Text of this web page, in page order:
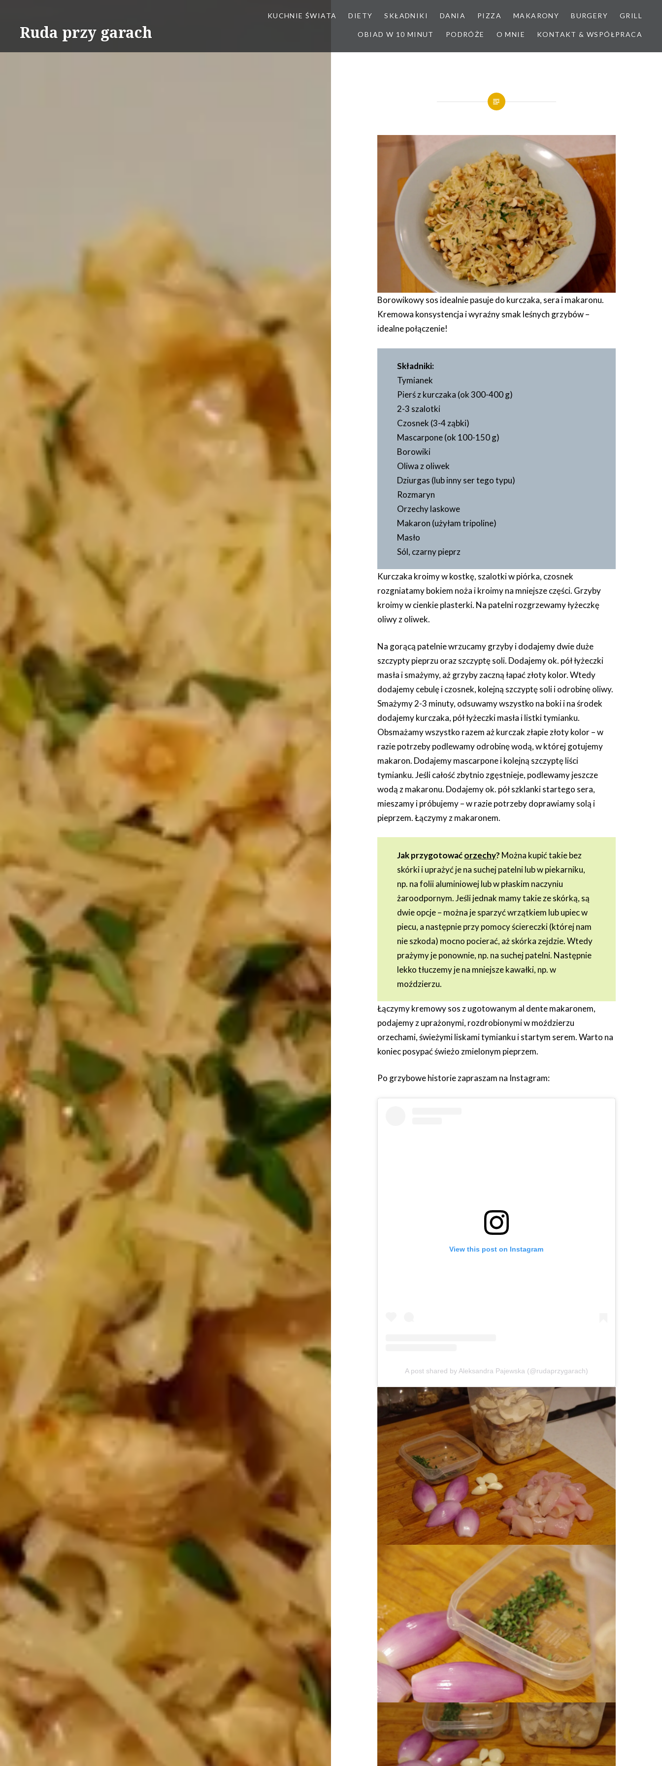
contentRuda przy garach
KUCHNIE ŚWIATA DIETY SKŁADNIKI DANIA PIZZA MAKARONY BURGERY GRILL
OBIAD W 10 MINUT PODRÓŻE O MNIE KONTAKT & WSPÓŁPRACA
Borowikowy sos idealnie pasuje do kurczaka, sera i makaronu.
Kremowa konsystencja i wyraźny smak leśnych grzybów –
idealne połączenie!
Składniki:
Tymianek
Pierś z kurczaka (ok 300-400 g)
2-3 szalotki
Czosnek (3-4 ząbki)
Mascarpone (ok 100-150 g)
Borowiki
Oliwa z oliwek
Dziurgas (lub inny ser tego typu)
Rozmaryn
Orzechy laskowe
Makaron (użyłam tripoline)
Masło
Sól, czarny pieprz
Kurczaka kroimy w kostkę, szalotki w piórka, czosnek
rozgniatamy bokiem noża i kroimy na mniejsze części. Grzyby
kroimy w cienkie plasterki. Na patelni rozgrzewamy łyżeczkę
oliwy z oliwek.
Na gorącą patelnie wrzucamy grzyby i dodajemy dwie duże
szczypty pieprzu oraz szczyptę soli. Dodajemy ok. pół łyżeczki
masła i smażymy, aż grzyby zaczną łapać złoty kolor. Wtedy
dodajemy cebulę i czosnek, kolejną szczyptę soli i odrobinę oliwy.
Smażymy 2-3 minuty, odsuwamy wszystko na boki i na środek
dodajemy kurczaka, pół łyżeczki masła i listki tymianku.
Obsmażamy wszystko razem aż kurczak złapie złoty kolor – w
razie potrzeby podlewamy odrobinę wodą, w której gotujemy
makaron. Dodajemy mascarpone i kolejną szczyptę liści
tymianku. Jeśli całość zbytnio zgęstnieje, podlewamy jeszcze
wodą z makaronu. Dodajemy ok. pół szklanki startego sera,
mieszamy i próbujemy – w razie potrzeby doprawiamy solą i
pieprzem. Łączymy z makaronem.
Jak przygotowaćorzechy? Można kupić takie bez
skórki i uprażyć je na suchej patelni lub w piekarniku,
np. na folii aluminiowej lub w płaskim naczyniu
żaroodpornym. Jeśli jednak mamy takie ze skórką, są
dwie opcje – można je sparzyć wrzątkiem lub upiec w
piecu, a następnie przy pomocy ściereczki (której nam
nie szkoda) mocno pocierać, aż skórka zejdzie. Wtedy
prażymy je ponownie, np. na suchej patelni. Następnie
lekko tłuczemy je na mniejsze kawałki, np. w
moździerzu.
Łączymy kremowy sos z ugotowanym al dente makaronem,
podajemy z uprażonymi, rozdrobionymi w moździerzu
orzechami, świeżymi liskami tymianku i startym serem. Warto na
koniec posypać świeżo zmielonym pieprzem.
Po grzybowe historie zapraszam na Instagram:
View this post on Instagram
A post shared by Aleksandra Pajewska (@rudaprzygarach)